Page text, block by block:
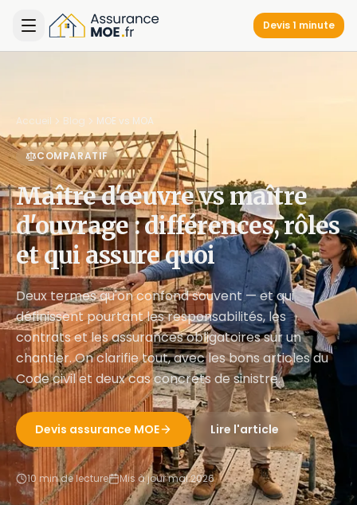
Devis 1 minute
Accueil Blog MOE vs MOA
COMPARATIF
Maître d'œuvre vs maître
d'ouvrage : différences, rôles
et qui assure quoi
Deux termes qu'on confond souvent — et qui
définissent pourtant les responsabilités, les
contrats et les assurances obligatoires sur un
chantier. On clarifie tout, avec les bons articles du
Code civil et deux cas concrets de sinistre.
Devis assurance MOE Lire l'article
10 min de lecture Mis à jour mai 2026